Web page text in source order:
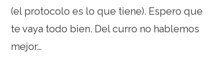
(el protocolo es lo que tiene). Espero que
te vaya todo bien. Del curro no hablemos
mejor…